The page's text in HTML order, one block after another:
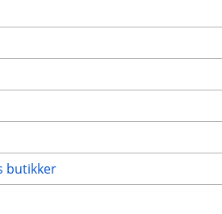
butikker